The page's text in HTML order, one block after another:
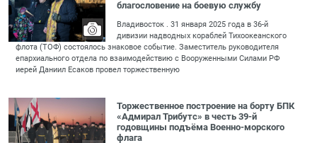
благословение на боевую службу
Владивосток . 31 января 2025 года в 36-й
дивизии надводных кораблей Тихоокеанского
флота (ТОФ) состоялось знаковое событие. Заместитель руководителя
епархиального отдела по взаимодействию с Вооруженными Силами РФ
иерей Даниил Есаков провел торжественную
Торжественное построение на борту БПК
«Адмирал Трибутс» в честь 39-й
годовщины подъёма Военно-морского
флага